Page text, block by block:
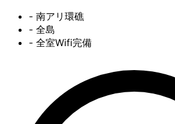
- 南アリ環礁
- 全島
- 全室Wifi完備